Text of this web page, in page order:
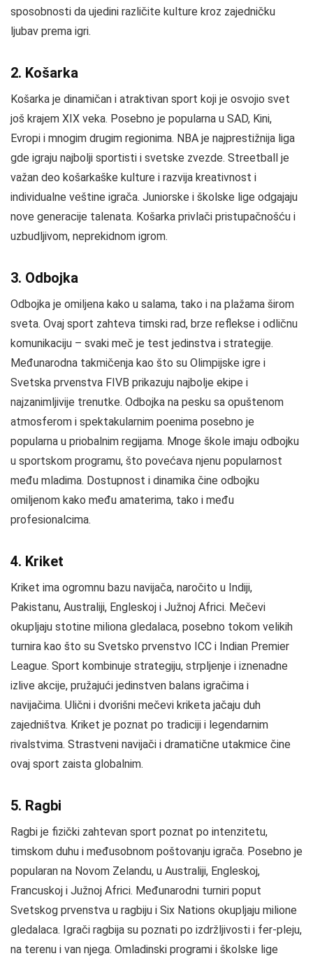
sposobnosti da ujedini različite kulture kroz zajedničku
ljubav prema igri.
2. Košarka
Košarka je dinamičan i atraktivan sport koji je osvojio svet
još krajem XIX veka. Posebno je popularna u SAD, Kini,
Evropi i mnogim drugim regionima. NBA je najprestižnija liga
gde igraju najbolji sportisti i svetske zvezde. Streetball je
važan deo košarkaške kulture i razvija kreativnost i
individualne veštine igrača. Juniorske i školske lige odgajaju
nove generacije talenata. Košarka privlači pristupačnošću i
uzbudljivom, neprekidnom igrom.
3. Odbojka
Odbojka je omiljena kako u salama, tako i na plažama širom
sveta. Ovaj sport zahteva timski rad, brze reflekse i odličnu
komunikaciju – svaki meč je test jedinstva i strategije.
Međunarodna takmičenja kao što su Olimpijske igre i
Svetska prvenstva FIVB prikazuju najbolje ekipe i
najzanimljivije trenutke. Odbojka na pesku sa opuštenom
atmosferom i spektakularnim poenima posebno je
popularna u priobalnim regijama. Mnoge škole imaju odbojku
u sportskom programu, što povećava njenu popularnost
među mladima. Dostupnost i dinamika čine odbojku
omiljenom kako među amaterima, tako i među
profesionalcima.
4. Kriket
Kriket ima ogromnu bazu navijača, naročito u Indiji,
Pakistanu, Australiji, Engleskoj i Južnoj Africi. Mečevi
okupljaju stotine miliona gledalaca, posebno tokom velikih
turnira kao što su Svetsko prvenstvo ICC i Indian Premier
League. Sport kombinuje strategiju, strpljenje i iznenadne
izlive akcije, pružajući jedinstven balans igračima i
navijačima. Ulični i dvorišni mečevi kriketa jačaju duh
zajedništva. Kriket je poznat po tradiciji i legendarnim
rivalstvima. Strastveni navijači i dramatične utakmice čine
ovaj sport zaista globalnim.
5. Ragbi
Ragbi je fizički zahtevan sport poznat po intenzitetu,
timskom duhu i međusobnom poštovanju igrača. Posebno je
popularan na Novom Zelandu, u Australiji, Engleskoj,
Francuskoj i Južnoj Africi. Međunarodni turniri poput
Svetskog prvenstva u ragbiju i Six Nations okupljaju milione
gledalaca. Igrači ragbija su poznati po izdržljivosti i fer-pleju,
na terenu i van njega. Omladinski programi i školske lige